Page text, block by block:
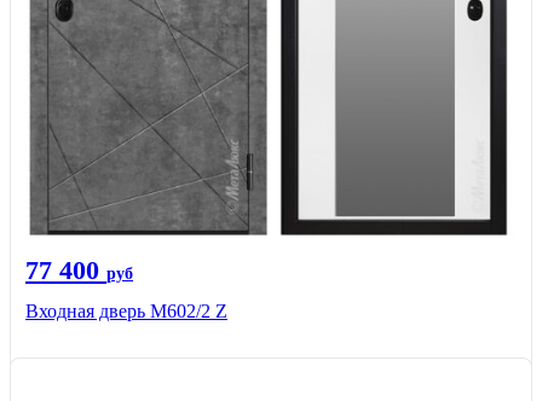
77 400 руб
Входная дверь М602/2 Z